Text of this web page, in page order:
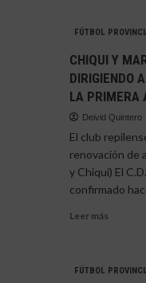
FÚTBOL
CHIQUI Y
DIRIGIENDO
LA PRIMERA
Deivid Quintero
El club
renovación de
y Chiqui) El
confirmado
Leer más
Y
FÚTBOL